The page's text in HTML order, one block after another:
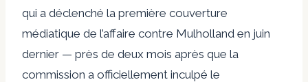
qui a déclenché la première couverture
médiatique de l’affaire contre Mulholland en juin
dernier — près de deux mois après que la
commission a officiellement inculpé le